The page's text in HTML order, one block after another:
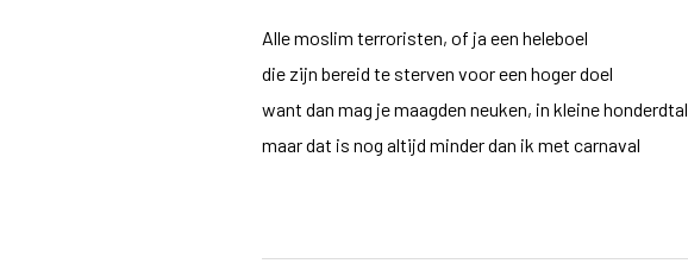
Alle moslim terroristen, of ja een heleboel
die zijn bereid te sterven voor een hoger doel
want dan mag je maagden neuken, in kleine honderdtal
maar dat is nog altijd minder dan ik met carnaval